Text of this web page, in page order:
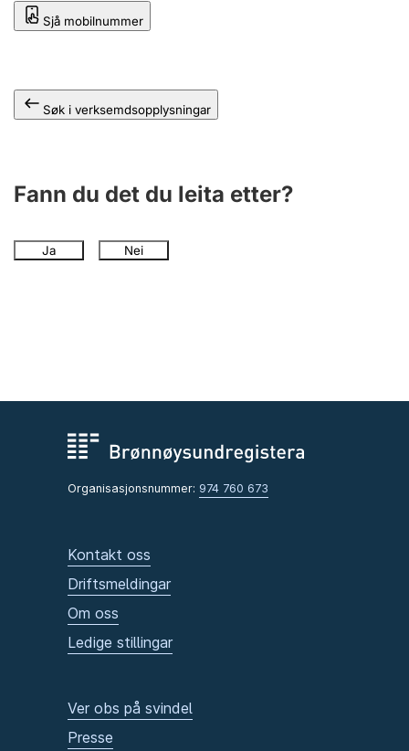
Sjå mobilnummer
Søk i verksemdsopplysningar
Fann du det du leita etter?
Ja Nei
Organisasjonsnummer: 974 760 673
Kontakt oss
Driftsmeldingar
Om oss
Ledige stillingar
Ver obs på svindel
Presse